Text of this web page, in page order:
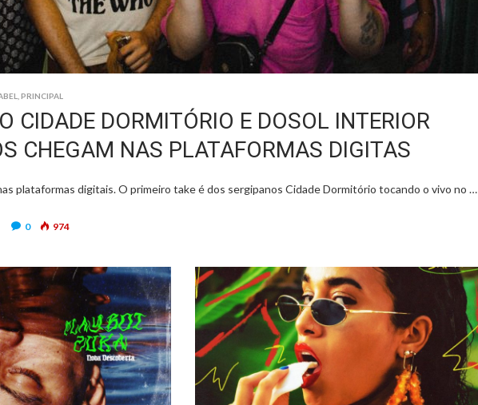
PRINCIPAL
CIDADE DORMITÓRIO E DOSOL INTERIOR
CHEGAM NAS PLATAFORMAS DIGITAS
plataformas digitais. O primeiro take é dos sergipanos Cidade Dormitório tocando o vivo no …
0 974